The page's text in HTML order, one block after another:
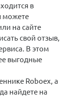
в
можете
на сайте
свой отзыв,
В этом
выгодные
Roboex, а
найдете на